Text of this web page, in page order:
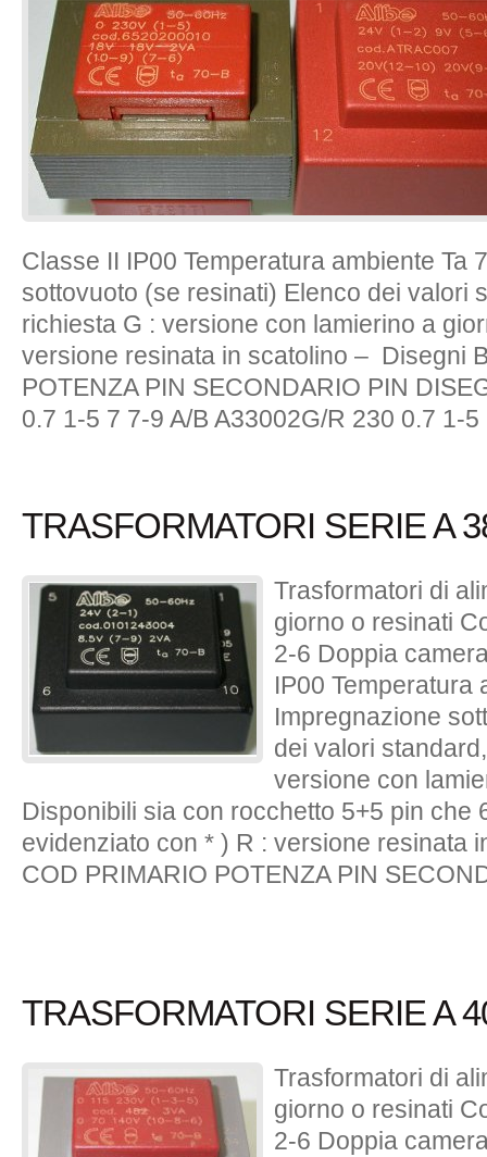
Classe II IP00 Temperatura ambiente Ta
sottovuoto (se resinati) Elenco dei valori
richiesta G : versione con lamierino a
versione resinata in scatolino – Disegni
POTENZA PIN SECONDARIO PIN
0.7 1-5 7 7-9 A/B A33002G/R 230 0.7 1-5
TRASFORMATORI SERIE A
Trasformatori di
giorno o resinati
2-6 Doppia
IP00 Temperatura
Impregnazione
dei valori
versione con
Disponibili sia con rocchetto 5+5 pin che
evidenziato con * ) R : versione resinata
COD PRIMARIO POTENZA PIN
TRASFORMATORI SERIE A
Trasformatori di
giorno o resinati
2-6 Doppia